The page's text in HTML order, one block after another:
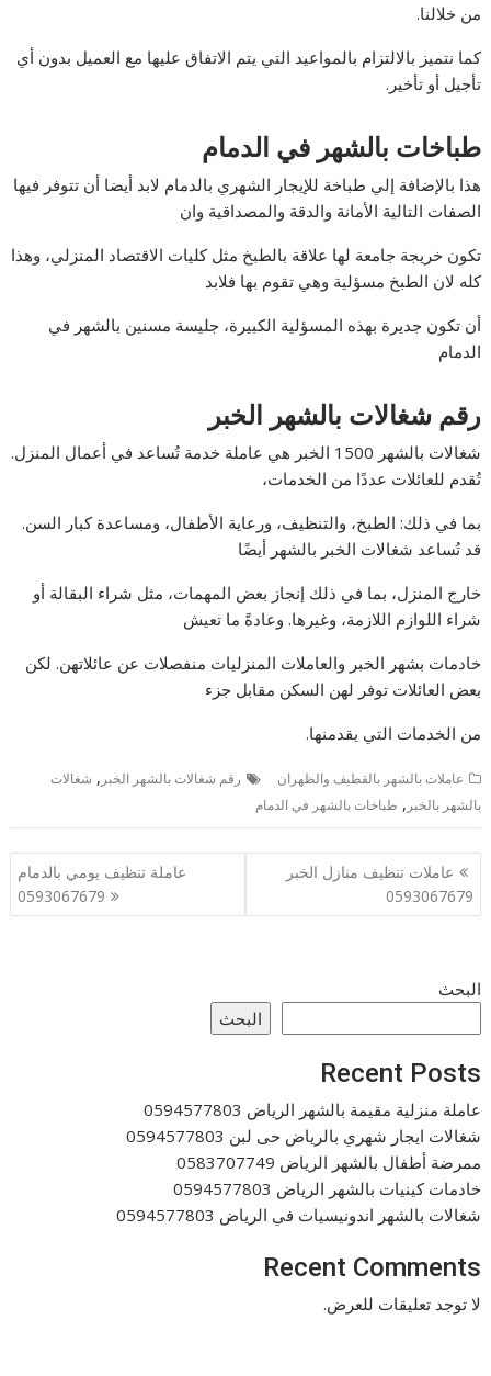
من خلالنا.
كما نتميز بالالتزام بالمواعيد التي يتم الاتفاق عليها مع العميل بدون أي
تأجيل أو تأخير.
طباخات بالشهر في الدمام
هذا بالإضافة إلي طباخة للإيجار الشهري بالدمام لابد أيضا أن تتوفر فيها
الصفات التالية الأمانة والدقة والمصداقية وان
تكون خريجة جامعة لها علاقة بالطبخ مثل كليات الاقتصاد المنزلي، وهذا
كله لان الطبخ مسؤلية وهي تقوم بها فلابد
أن تكون جديرة بهذه المسؤلية الكبيرة، جليسة مسنين بالشهر في
الدمام
رقم شغالات بالشهر الخبر
شغالات بالشهر 1500 الخبر هي عاملة خدمة تُساعد في أعمال المنزل.
تُقدم للعائلات عددًا من الخدمات،
بما في ذلك: الطبخ، والتنظيف، ورعاية الأطفال، ومساعدة كبار السن.
قد تُساعد شغالات الخبر بالشهر أيضًا
خارج المنزل، بما في ذلك إنجاز بعض المهمات، مثل شراء البقالة أو
شراء اللوازم اللازمة، وغيرها. وعادةً ما تعيش
خادمات بشهر الخبر والعاملات المنزليات منفصلات عن عائلاتهن. لكن
بعض العائلات توفر لهن السكن مقابل جزء
من الخدمات التي يقدمنها.
عاملات بالشهر بالقطيف والظهران رقم شغالات بالشهر الخبر , شغالات
بالشهر بالخبر , طباخات بالشهر في الدمام
تصفّح
المقالات
عاملات تنظيف منازل الخبر
0593067679
عاملة تنظيف يومي بالدمام
0593067679
البحث
البحث
Recent Posts
عاملة منزلية مقيمة بالشهر الرياض 0594577803
شغالات ايجار شهري بالرياض حى لبن 0594577803
ممرضة أطفال بالشهر الرياض 0583707749
خادمات كينيات بالشهر الرياض 0594577803
شغالات بالشهر اندونيسيات في الرياض 0594577803
Recent Comments
لا توجد تعليقات للعرض.